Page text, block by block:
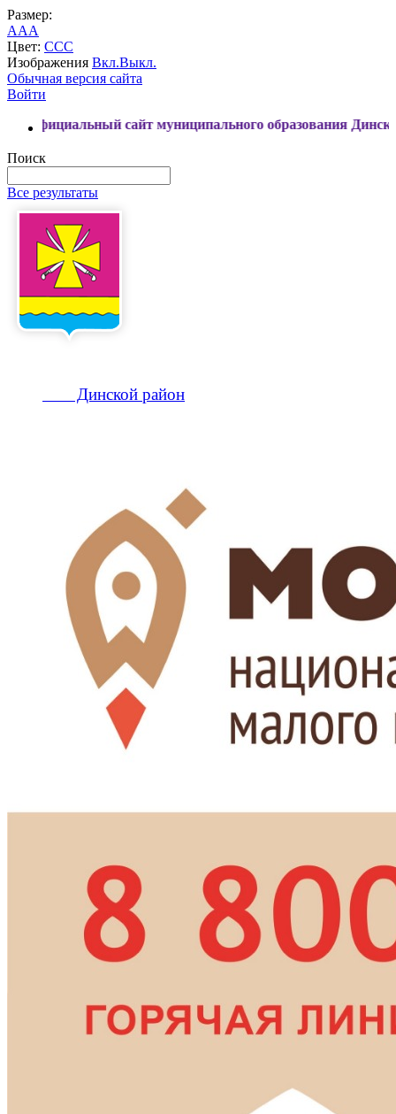
Размер:
AAA
Цвет: CCC
Изображения Вкл.Выкл.
Обычная версия сайта
Войти
сайт муниципального образования Динской район
Поиск
Все результаты
Динской район